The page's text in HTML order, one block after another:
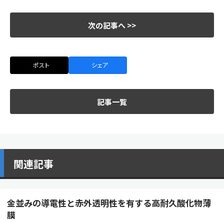
次の記事へ >>
ポスト シェア
記事一覧
関連記事
金並みの導電性と赤外透明性を有する高耐久酸化物薄
膜